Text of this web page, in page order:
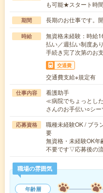
も可能★スタート時
期間 長期のお仕事です
時給
無資格未経験：時
払い／週払い制度あ
手続き完了次第のお
交通費
交通費支給※規定有
仕事内容
看護助手
≪病院でちょっとし
さんのお手伝い○シ
応募資格
職種未経験OK / ブラ
要
無資格・未経験OK
不要です▽応募後の
職場の雰囲気
年齢層